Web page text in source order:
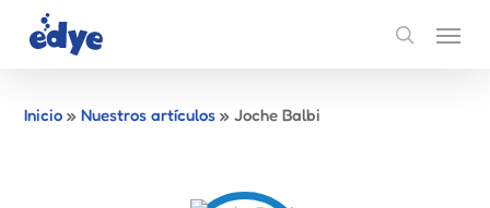
search
Menu
Inicio »Nuestros artículos »Joche Balbi